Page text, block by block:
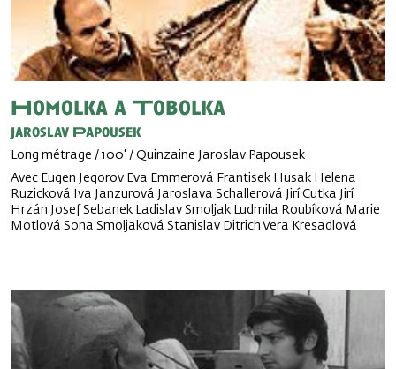
Homolka a Tobolka
Jaroslav Papousek
Long métrage / 100' / Quinzaine Jaroslav Papousek
Avec Eugen Jegorov Eva Emmerová Frantisek Husak Helena
Ruzicková Iva Janzurová Jaroslava Schallerová Jirí Cutka Jirí
Hrzán Josef Sebanek Ladislav Smoljak Ludmila Roubíková Marie
Motlová Sona Smoljaková Stanislav Ditrich Vera Kresadlová